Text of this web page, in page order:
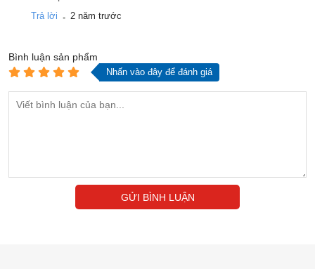
Trả lời . 2 năm trước
Bình luận sản phẩm
Nhấn vào đây để đánh giá
GỬI BÌNH LUẬN